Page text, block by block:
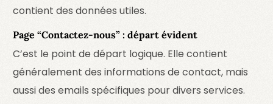
contient des données utiles.
Page “Contactez-nous” : départ évident
C’est le point de départ logique. Elle contient
généralement des informations de contact, mais
aussi des emails spécifiques pour divers services.